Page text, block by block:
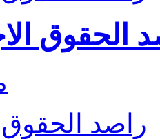
الحقوق
راصد الحقوق